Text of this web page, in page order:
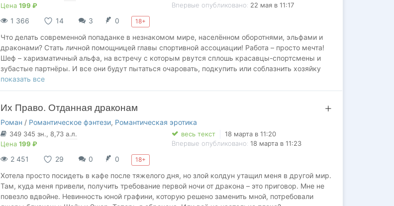
Цена 199 ₽
Впервые опубликовано: 22 мая в 11:17
1 366 14 3 0 18+
Что делать современной попаданке в незнакомом мире, населённом оборотнями, эльфами и
драконами? Стать личной помощницей главы спортивной ассоциации! Работа – просто мечта!
Шеф – харизматичный альфа, на встречу с которым рвутся сплошь красавцы-спортсмены и
зубастые партнёры. И все они будут пытаться очаровать, подкупить или соблазнить хозяйку
приёмной, чтобы попасть к неуловимому главе. Задача помощницы – лишь выстоять перед
бешеным напором тестостерона, выполнять свои обязанности, а главное – не выскочить замуж,
истинной парой не только своему начальнику, но и его злейшему врагу и главному конкуренту?
показать все
Их Право. Отданная драконам
Роман / Романтическое фэнтези, Романтическая эротика
349 345 зн., 8,73 а.л.
Цена 199 ₽
весь текст
18 марта в 11:20
Впервые опубликовано: 18 марта в 11:23
2 451 29 0 0 18+
Хотела просто посидеть в кафе после тяжелого дня, но злой колдун утащил меня в другой мир.
Там, куда меня привели, получить требование первой ночи от дракона – это приговор. Мне не
повезло вдвойне. Невинность юной графини, которую решено заменить мной, потребовали